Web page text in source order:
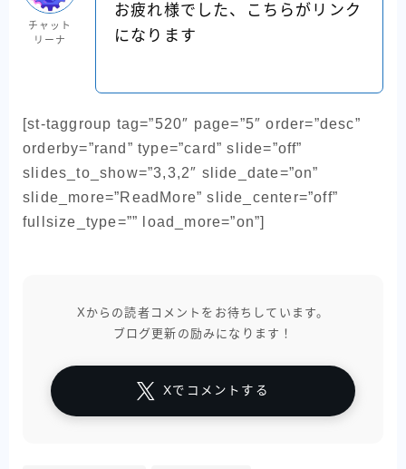
チャット
リーナ
お疲れ様でした、こちらがリンク
になります
[st-taggroup tag=”520″ page=”5″ order=”desc”
orderby=”rand” type=”card” slide=”off”
slides_to_show=”3,3,2″ slide_date=”on”
slide_more=”ReadMore” slide_center=”off”
fullsize_type=”” load_more=”on”]
Xからの読者コメントをお待ちしています。
ブログ更新の励みになります！
Xでコメントする